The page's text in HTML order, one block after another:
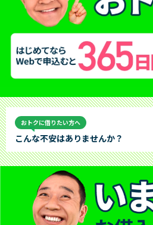
おトクに借りたい方へ
こんな不安はありませんか？